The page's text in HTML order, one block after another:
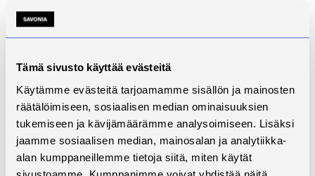
Tämä sivusto käyttää evästeitä
Käytämme evästeitä tarjoamamme sisällön ja mainosten
räätälöimiseen, sosiaalisen median ominaisuuksien
tukemiseen ja kävijämäärämme analysoimiseen. Lisäksi
jaamme sosiaalisen median, mainosalan ja analytiikka-
alan kumppaneillemme tietoja siitä, miten käytät
alueelliset yritykset ja muut
suunnitteluvaiheessa jo pääosin
tiedossa. Projektiin osallistuvat
yritykset ovat enimmäkseen alan
valmistustyötä tekeviä
teknologiateollisuuden yrityksiä,
jotka ovat valikoituneet mukaan
sijaintinsa ja toimialansa mukaan.